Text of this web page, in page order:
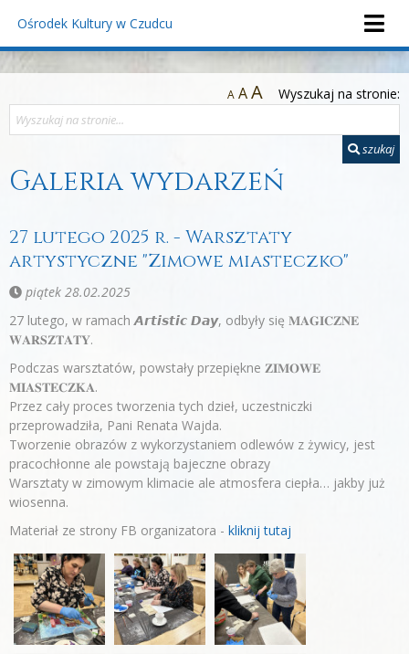
Ośrodek Kultury w Czudcu
A AA Wyszukaj na stronie:
szukaj
Galeria wydarzeń
27 lutego 2025 r. - Warsztaty
artystyczne "Zimowe miasteczko"
piątek 28.02.2025
27 lutego, w ramach 𝘼𝙧𝙩𝙞𝙨𝙩𝙞𝙘 𝘿𝙖𝙮, odbyły się 𝐌𝐀𝐆𝐈𝐂𝐙𝐍𝐄
𝐖𝐀𝐑𝐒𝐙𝐓𝐀𝐓𝐘.
Podczas warsztatów, powstały przepiękne 𝐙𝐈𝐌𝐎𝐖𝐄
𝐌𝐈𝐀𝐒𝐓𝐄𝐂𝐙𝐊𝐀.
Przez cały proces tworzenia tych dzieł, uczestniczki
przeprowadziła, Pani Renata Wajda.
Tworzenie obrazów z wykorzystaniem odlewów z żywicy, jest
pracochłonne ale powstają bajeczne obrazy
Warsztaty w zimowym klimacie ale atmosfera ciepła… jakby już
wiosenna.
Materiał ze strony FB organizatora - kliknij tutaj